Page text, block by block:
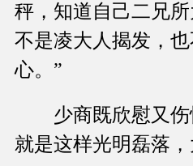
秤，知道自己二兄
不是凌大人揭发，
心。”
少商既欣慰又伤
就是这样光明磊落